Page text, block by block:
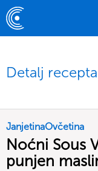
Detalj recepta
JanjetinaOvčetina
Noćni Sous
punjen